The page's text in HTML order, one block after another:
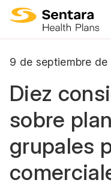
9 de septiembre de
Diez
sobre
grupales